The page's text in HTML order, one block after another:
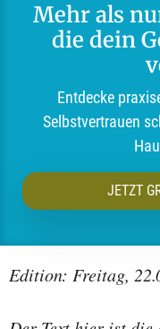
Mehr als
die dein
Entdecke
Selbstvertrauen
JETZT
Edition: Freitag,